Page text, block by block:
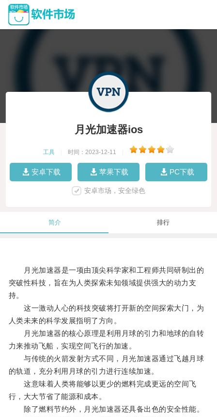
月光加速器ios
工具 时间：2023-12-11
安卓下载 苹果下载 PC下载
安卓市场，安全绿色
简介 排行
月光加速器是一项由顶尖科学家和工程师共同研制出的
突破性科技，旨在为人类探索未知领域提供强大的动力支
持。
这一激动人心的科技突破将打开新的空间探索大门，为
人类未来的科学发展指明了方向。
月光加速器的核心原理是利用月球的引力和地球的自转
力来推动飞船，实现空间飞行的加速。
与传统的火箭发射方式不同，月光加速器通过飞越月球
的轨道，充分利用月球的引力进行连续加速。
这意味着人类将能够以更少的燃料完成更远的空间飞
行，大大节省了能源和成本。
除了燃料节约外，月光加速器还具备出色的安全性能。